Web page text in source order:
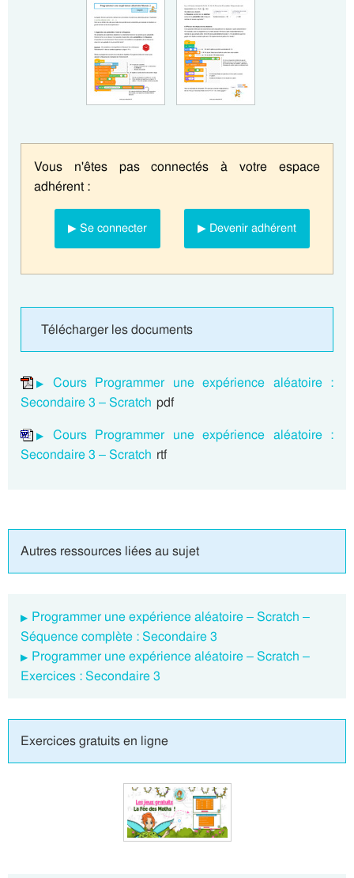
Vous n'êtes pas connectés à votre espace
adhérent :
▶ Se connecter ▶ Devenir adhérent
Télécharger les documents
Cours Programmer une expérience aléatoire :
Secondaire 3 – Scratch pdf
Cours Programmer une expérience aléatoire :
Secondaire 3 – Scratch rtf
Autres ressources liées au sujet
Programmer une expérience aléatoire – Scratch –
Séquence complète : Secondaire 3
Programmer une expérience aléatoire – Scratch –
Exercices : Secondaire 3
Exercices gratuits en ligne